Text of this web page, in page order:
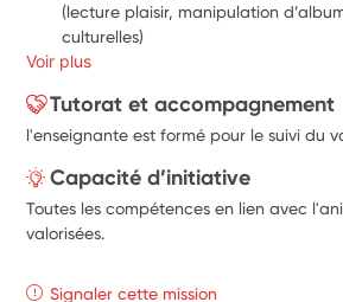
(lecture plaisir, manipulation
Accompagner les temps de
Participer à l’animation d’ateliers de
l’environnement (tri, jardinage,
Contribuer à la participation des
Participer aux sorties scolaires et
Être force de proposition pour
Voir plus
Tutorat et accompagnement
l'enseignante est formé pour le suivi du
Capacité d’initiative
Toutes les compétences en lien avec
valorisées.
Signaler cette mission